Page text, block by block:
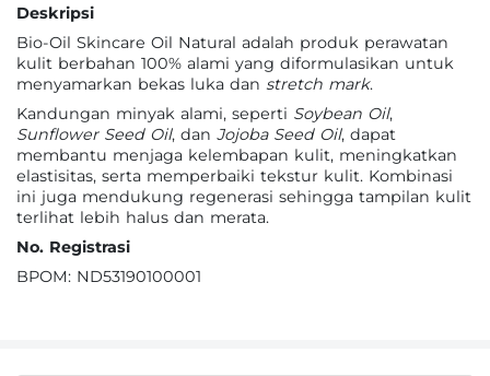
Deskripsi
Bio-Oil Skincare Oil Natural adalah produk perawatan
kulit berbahan 100% alami yang diformulasikan untuk
menyamarkan bekas luka dan stretch mark.
Kandungan minyak alami, seperti Soybean Oil,
Sunflower Seed Oil, dan Jojoba Seed Oil, dapat
membantu menjaga kelembapan kulit, meningkatkan
elastisitas, serta memperbaiki tekstur kulit. Kombinasi
ini juga mendukung regenerasi sehingga tampilan kulit
terlihat lebih halus dan merata.
No. Registrasi
BPOM: ND53190100001